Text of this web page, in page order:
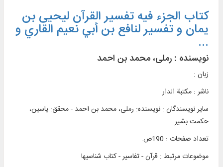
کتاب الجزء فیه تفسیر القرآن لیحیی بن
یمان و تفسیر لنافع بن أبي نعیم القاري و
...
نویسنده : رملی، محمد بن احمد
زبان :
ناشر : مکتبة الدار
سایر نویسندگان : نویسنده: رملی، محمد بن احمد - محقق: یاسین،
حکمت بشیر
تعداد صفحات : 190ص.
موضوعات مرتبط : قرآن - تفاسیر - کتاب شناسی‏ها